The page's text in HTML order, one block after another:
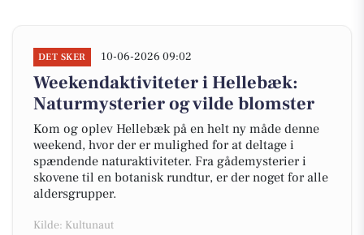
DET SKER 10-06-2026 09:02
Weekendaktiviteter i Hellebæk:
Naturmysterier og vilde blomster
Kom og oplev Hellebæk på en helt ny måde denne
weekend, hvor der er mulighed for at deltage i
spændende naturaktiviteter. Fra gådemysterier i
skovene til en botanisk rundtur, er der noget for alle
aldersgrupper.
Kilde: Kultunaut